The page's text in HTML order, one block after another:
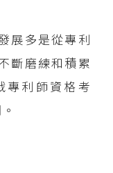
展多是從專利
斷磨練和積累
專利師資格考